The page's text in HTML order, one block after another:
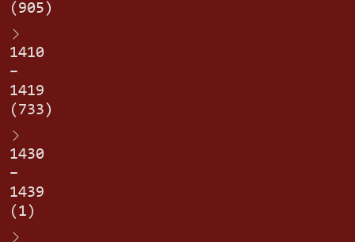
(905)
1410
–
1419
(733)
1430
–
1439
(1)